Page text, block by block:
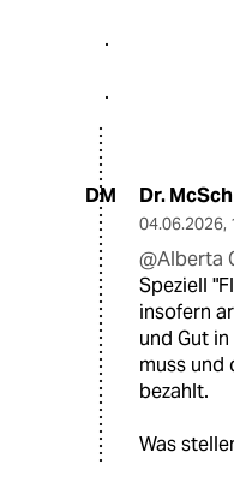
.
.
DM Dr.
04.06.2026,
@Alberta
Speziell
insofern
und Gut
muss und
bezahlt.
Was